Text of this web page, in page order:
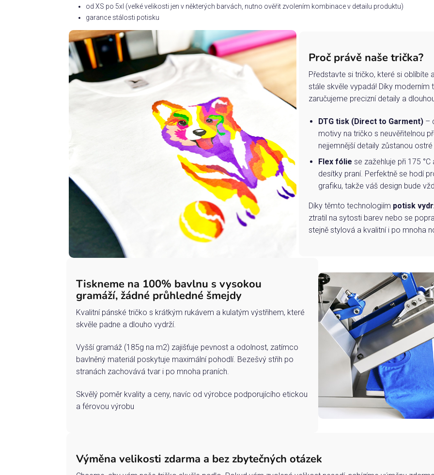
od XS po 5xl (velké velikosti jen v některých barvách, nutno ověřit zvolením kombinace v detailu produktu)
garance stálosti potisku
Proč právě naše trička?
Představte si tričko, které si oblíbíte
stále skvěle vypadá! Díky moderním
zaručujeme precizní detaily a
DTG tisk (Direct to Garment)–
motivy na tričko s neuvěřitelnou
nejjemnější detaily zůstanou
Flex fólie se zažehluje při 175
desítky praní. Perfektně se hodí
grafiku, takže váš design bude
Díky těmto technologiím potisk
ztratil na sytosti barev nebo se
stejně stylová a kvalitní i po mnoha
Tiskneme na 100% bavlnu s vysokou
gramáží, žádné průhledné šmejdy
Kvalitní pánské tričko s krátkým rukávem a kulatým výstřihem, které
skvěle padne a dlouho vydrží.
Vyšší gramáž (185g na m2) zajišťuje pevnost a odolnost, zatímco
bavlněný materiál poskytuje maximální pohodlí. Bezešvý střih po
stranách zachovává tvar i po mnoha praních.
Skvělý poměr kvality a ceny, navíc od výrobce podporujícího etickou
a férovou výrobu
Výměna velikosti zdarma a bez zbytečných otázek